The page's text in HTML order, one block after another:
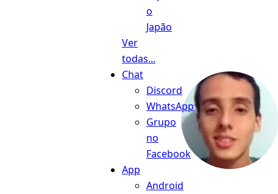
o
Japão
Ver
todas...
Chat
Discord
WhatsApp
Grupo
no
Facebook
App
Android